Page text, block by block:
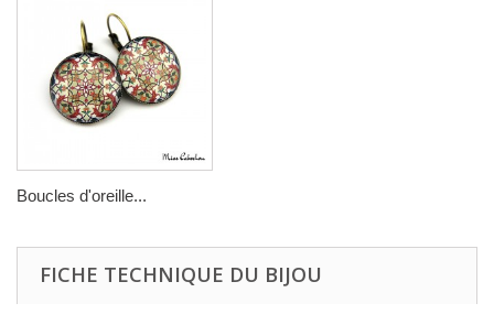
Boucles d'oreille...
FICHE TECHNIQUE DU BIJOU